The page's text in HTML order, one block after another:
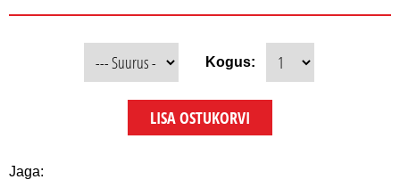
Kogus:
Jaga: